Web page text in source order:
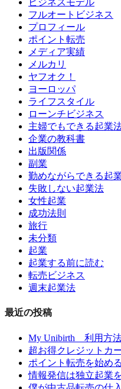
ビジネスモデル
フルオートビジネス
プロフィール
ポイント転売
メディア実績
メルカリ
ヤフオク！
ヨーロッパ
ライフスタイル
ローンチビジネス
主婦でもできる起業
企業の教科書
出版関係
副業
勤めながらできる起
失敗しない起業法
女性起業
成功法則
旅行
未分類
起業
起業する前に読む
転売ビジネス
週末起業法
最近の投稿
My Unibirth 利用方
超お得クレジットカ
ポイント転売を始め
情報発信は独立起業